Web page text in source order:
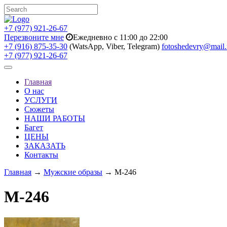
+7 (977) 921-26-67
Перезвоните мне
Ежедневно с 11:00 до 22:00
+7 (916) 875-35-30 (WatsApp, Viber, Telegram)
+7 (977) 921-26-67
Toggle
navigationГлавная
О нас
УСЛУГИ
Сюжеты
НАШИ РАБОТЫ
Багет
ЦЕНЫ
ЗАКАЗАТЬ
Контакты
Главная → Мужские образы → M-246
M-246